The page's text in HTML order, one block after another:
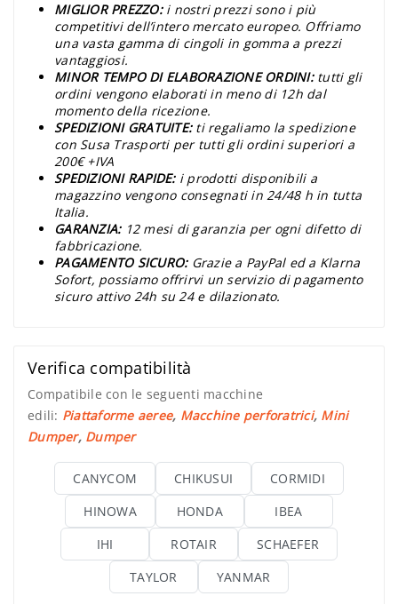
MIGLIOR PREZZO: i nostri prezzi sono i più
competitivi dell’intero mercato europeo. Offriamo
una vasta gamma di cingoli in gomma a prezzi
vantaggiosi.
MINOR TEMPO DI ELABORAZIONE ORDINI: tutti gli
ordini vengono elaborati in meno di 12h dal
momento della ricezione.
SPEDIZIONI GRATUITE: ti regaliamo la spedizione
con Susa Trasporti per tutti gli ordini superiori a
200€ +IVA
SPEDIZIONI RAPIDE: i prodotti disponibili a
magazzino vengono consegnati in 24/48 h in tutta
Italia.
GARANZIA: 12 mesi di garanzia per ogni difetto di
fabbricazione.
PAGAMENTO SICURO: Grazie a PayPal ed a Klarna
Sofort, possiamo offrirvi un servizio di pagamento
sicuro attivo 24h su 24 e dilazionato.
Verifica compatibilità
Compatibile con le seguenti macchine
edili: Piattaforme aeree, Macchine perforatrici, Mini
Dumper, Dumper
CANYCOM CHIKUSUI
CORMIDI
HINOWA
HONDA
IBEA
IHI
ROTAIR
SCHAEFER
TAYLOR
YANMAR